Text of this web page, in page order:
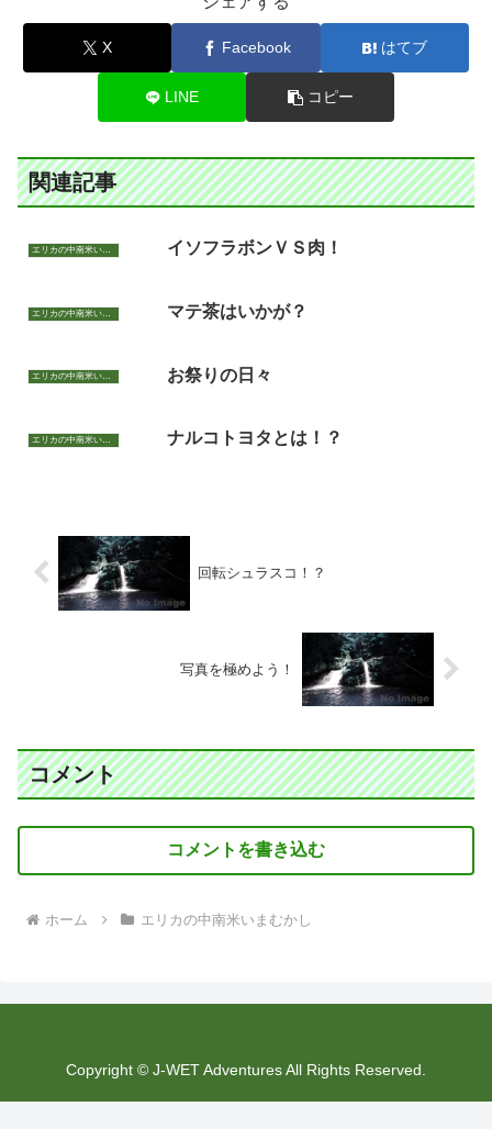
X Facebook はてブ
LINE コピー
関連記事
エリカの中南米いまむかし イソフラボンＶＳ肉！
エリカの中南米いまむかし マテ茶はいかが？
エリカの中南米いまむかし お祭りの日々
エリカの中南米いまむかし ナルコトヨタとは！？
回転シュラスコ！？
写真を極めよう！
コメント
コメントを書き込む
ホーム エリカの中南米いまむかし
Copyright © J-WET Adventures All Rights Reserved.